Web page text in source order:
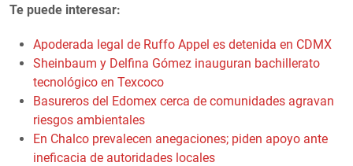
Te puede interesar:
Apoderada legal de Ruffo Appel es detenida en CDMX
Sheinbaum y Delfina Gómez inauguran bachillerato
tecnológico en Texcoco
Basureros del Edomex cerca de comunidades agravan
riesgos ambientales
En Chalco prevalecen anegaciones; piden apoyo ante
ineficacia de autoridades locales